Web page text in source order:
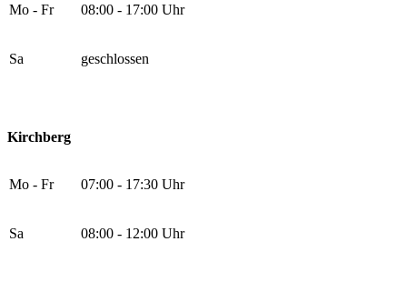
Mo - Fr 08:00 - 17:00 Uhr
Sa geschlossen
Kirchberg
Mo - Fr 07:00 - 17:30 Uhr
Sa 08:00 - 12:00 Uhr